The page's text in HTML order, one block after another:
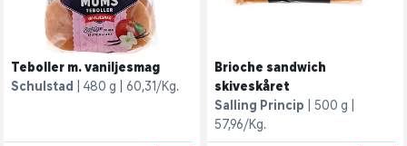
Teboller m. vaniljesmag
Schulstad
480 g 60,31/Kg.
Brioche sandwich
skiveskåret
Salling Princip
500 g
57,96/Kg.